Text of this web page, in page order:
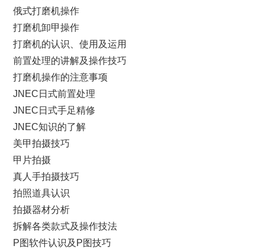
俄式打磨机操作
打磨机卸甲操作
打磨机的认识、使用及运用
前置处理的讲解及操作技巧
打磨机操作的注意事项
JNEC日式前置处理
JNEC日式手足精修
JNEC知识的了解
美甲拍摄技巧
甲片拍摄
真人手拍摄技巧
拍照道具认识
拍摄器材分析
拆解各类款式及操作技法
P图软件认识及P图技巧